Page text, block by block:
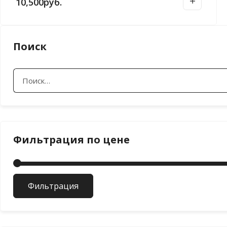
Поиск
Найти:
Фильтрация по цене
Фильтрация